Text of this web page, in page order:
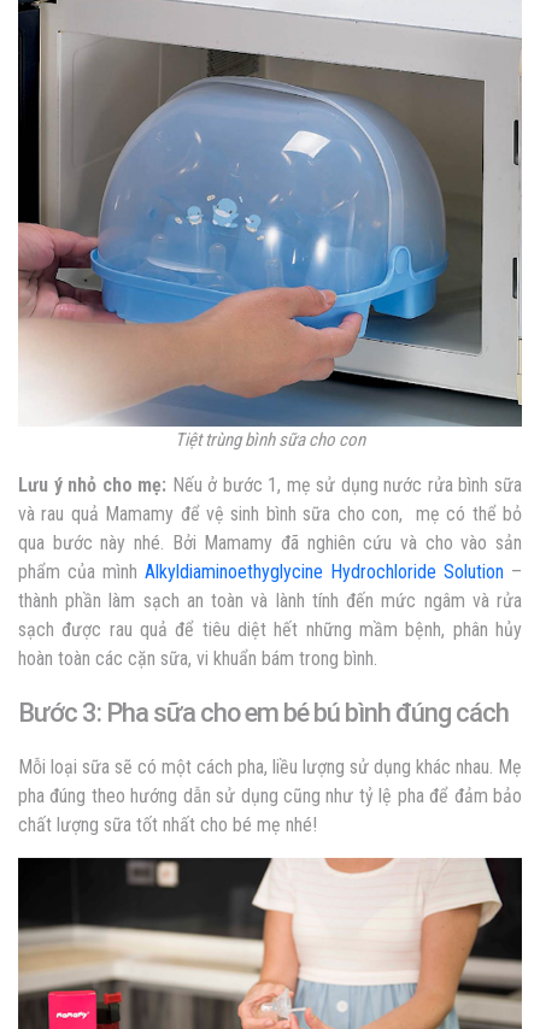
Tiệt trùng bình sữa cho con
Lưu ý nhỏ cho mẹ: Nếu ở bước 1, mẹ sử dụng nước rửa bình sữa
và rau quả Mamamy để vệ sinh bình sữa cho con, mẹ có thể bỏ
qua bước này nhé. Bởi Mamamy đã nghiên cứu và cho vào sản
phẩm của mình Alkyldiaminoethyglycine Hydrochloride Solution –
thành phần làm sạch an toàn và lành tính đến mức ngâm và rửa
sạch được rau quả để tiêu diệt hết những mầm bệnh, phân hủy
hoàn toàn các cặn sữa, vi khuẩn bám trong bình.
Bước 3: Pha sữa cho em bé bú bình đúng cách
Mỗi loại sữa sẽ có một cách pha, liều lượng sử dụng khác nhau. Mẹ
pha đúng theo hướng dẫn sử dụng cũng như tỷ lệ pha để đảm bảo
chất lượng sữa tốt nhất cho bé mẹ nhé!